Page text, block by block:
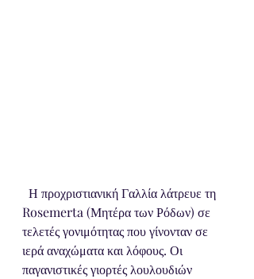
Rosemerta (Μητέρα των Ρόδων) σε
τελετές γονιμότητας που γίνονταν σε
ιερά αναχώματα και λόφους. Οι
παγανιστικές γιορτές λουλουδιών